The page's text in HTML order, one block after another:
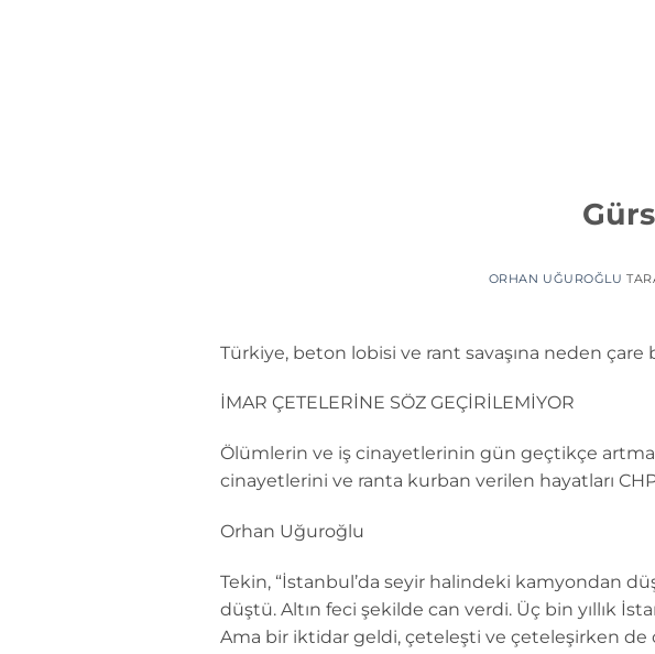
ORHAN UĞUROĞLU
Türkiye, beton lobisi ve rant savaşına neden çare
İMAR ÇETELERİNE SÖZ GEÇİRİLEMİYOR
Ölümlerin ve iş cinayetlerinin gün geçtikçe
cinayetlerini ve ranta kurban verilen hayatları
Orhan Uğuroğlu
Tekin, “İstanbul’da seyir halindeki kamyondan
düştü. Altın feci şekilde can verdi. Üç bin yıllık
Ama bir iktidar geldi, çeteleşti ve çeteleşirken de